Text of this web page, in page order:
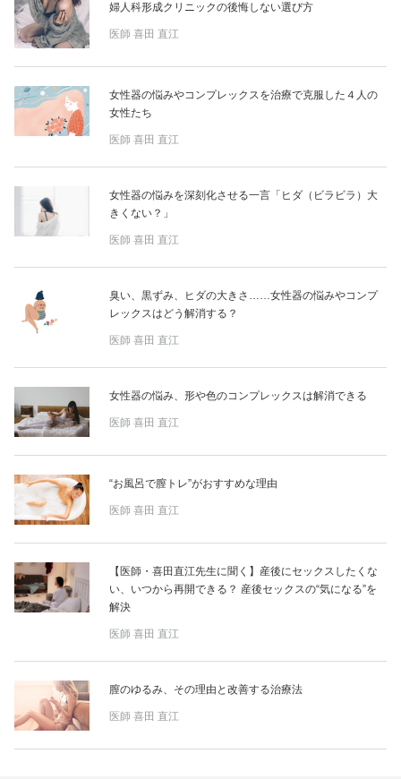
ココロ/カラダ
グルメ
トラベル
カルチャー/エンタメ
占い
性と愛
ゲーム
婦人科形成クリニックの後悔しない選び方
医師 喜田 直江
女性器の悩みやコンプレックスを治療で克服した４人の
女性たち
医師 喜田 直江
女性器の悩みを深刻化させる一言「ヒダ（ビラビラ）大
きくない？」
医師 喜田 直江
臭い、黒ずみ、ヒダの大きさ……女性器の悩みやコンプ
レックスはどう解消する？
医師 喜田 直江
女性器の悩み、形や色のコンプレックスは解消できる
医師 喜田 直江
“お風呂で膣トレ”がおすすめな理由
医師 喜田 直江
【医師・喜田直江先生に聞く】産後にセックスしたくな
い、いつから再開できる？ 産後セックスの“気になる”を
解決
医師 喜田 直江
膣のゆるみ、その理由と改善する治療法
医師 喜田 直江